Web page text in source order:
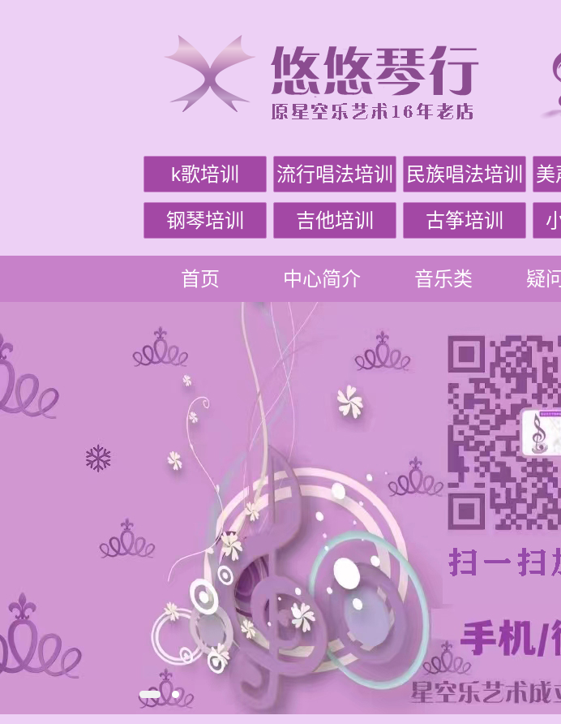
k歌培训 流行唱法培训 民族唱法培训 美
钢琴培训 吉他培训 古筝培训
首页 中心简介 音乐类 疑